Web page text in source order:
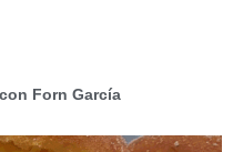
Forn García